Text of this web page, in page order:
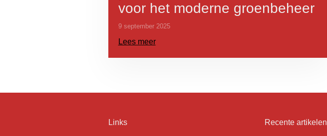
voor het moderne groenbeheer
9 september 2025
Lees meer
Links Recente artikelen